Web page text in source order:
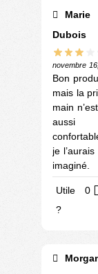
Marie
Dubois
novembre
Bon
mais la
main
aussi
je l’aurais
imaginé.
Utile
?
0